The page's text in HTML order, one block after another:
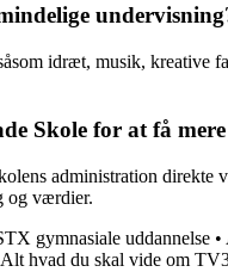
idræt, musik, kreative
Skole for at få
administration direkte
og værdier.
gymnasiale uddannelse •
Alt hvad du skal vide om